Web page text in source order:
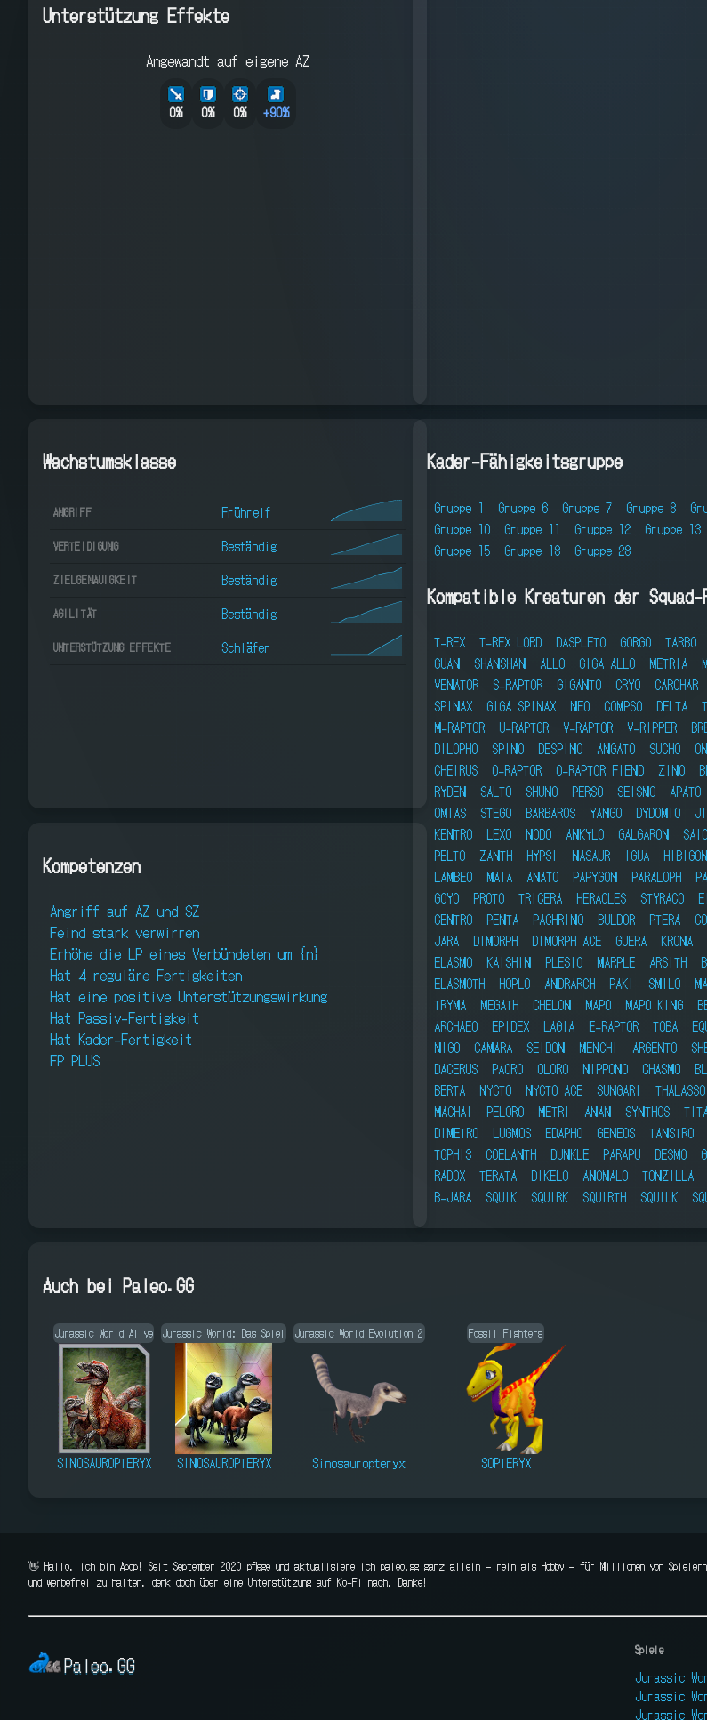
Unterstützung Effekte
Angewandt auf eigene AZ
0% 0% 0% +90%
Kader-Fähigkeitsgruppe
Gruppe 1 Gruppe 6 Gruppe 7 Gruppe 8
Gruppe 10
Gruppe 11 Gruppe 12 Gruppe 13
Gruppe 15
Gruppe 18 Gruppe 28
Kompatible Kreaturen der
T-REX T-REX LORD DASPLETO GORGO TARBO
GUAN
SHANSHAN ALLO GIGA ALLO METRIA
VENATOR
S-RAPTOR GIGANTO CRYO CARCHAR
SPINAX
GIGA SPINAX NEO COMPSO DELTA
M-RAPTOR
U-RAPTOR V-RAPTOR V-RIPPER
DILOPHO
SPINO DESPINO ANGATO SUCHO
CHEIRUS
O-RAPTOR O-RAPTOR FIEND ZINO
RYDEN
SALTO SHUNO PERSO SEISMO APATO
OMIAS
STEGO BARBAROS YANGO DYDOMIO
KENTRO
LEXO NODO ANKYLO GALGARON
PELTO
ZANTH HYPSI NASAUR IGUA HIBIGON
LAMBEO
MAIA ANATO PAPYGON PARALOPH
GOYO
PROTO TRICERA HERACLES STYRACO
CENTRO
PENTA PACHRINO BULDOR PTERA
JARA
DIMORPH DIMORPH ACE GUERA KRONA
ELASMO
KAISHIN PLESIO MARPLE ARSITH
ELASMOTH
HOPLO ANDRARCH PAKI SMILO
TRYMA
MEGATH CHELON MAPO MAPO KING
ARCHAEO
EPIDEX LAGIA E-RAPTOR TOBA
NIGO
CAMARA SEIDON MENCHI ARGENTO
DACERUS
PACRO OLORO NIPPONO CHASMO
BERTA
NYCTO NYCTO ACE SUNGARI THALASSO
MACHAI
PELORO METRI ANAN SYNTHOS
DIMETRO
LUGMOS EDAPHO GENEOS TANSTRO
TOPHIS
COELANTH DUNKLE PARAPU DESMO
RADOX
TERATA DIKELO ANOMALO TONZILLA
B-JARA
SQUIK SQUIRK SQUIRTH SQUILK
Wachstumsklasse
ANGRIFF Frühreif
VERTEIDIGUNG Beständig
ZIELGENAUIGKEIT Beständig
AGILITÄT Beständig
UNTERSTÜTZUNG EFFEKTE Schläfer
Kompetenzen
Angriff auf AZ und SZ
Feind stark verwirren
Erhöhe die LP eines Verbündeten um {n}
Hat 4 reguläre Fertigkeiten
Hat eine positive Unterstützungswirkung
Hat Passiv-Fertigkeit
Hat Kader-Fertigkeit
FP PLUS
Auch bei Paleo.GG
Jurassic World Alive
SINOSAUROPTERYX
Jurassic World: Das Spiel
SINOSAUROPTERYX
Jurassic World Evolution 2
Sinosauropteryx
Fossil Fighters
SOPTERYX
👋 Hallo, ich bin Apop! Seit September 2020 pflege und aktualisiere ich paleo.gg ganz allein — rein als Hobby — für Millionen von Spielern
und werbefrei zu halten, denk doch über eine Unterstützung auf Ko-Fi nach. Danke!
Paleo.GG
Spiele
Jurassic
Jurassic
Jurassic